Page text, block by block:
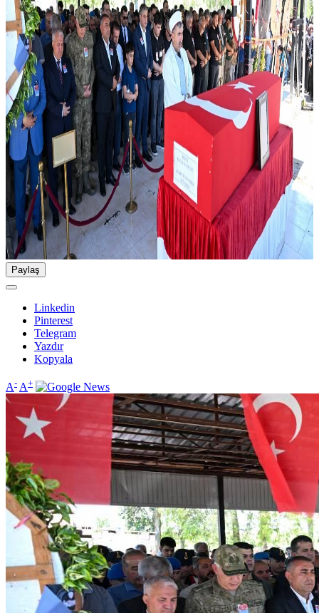
Paylaş
Linkedin
Pinterest
Telegram
Yazdır
Kopyala
A- A+